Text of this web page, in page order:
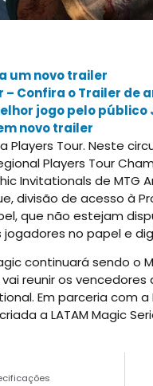
um novo trailer
– Confira o Trailer de
jogo pelo público
novo trailer
Tour. Neste
Players Tour
Invitationals de
divisão de acesso à
que não estejam
jogadores no papel e
continuará sendo o
reunir os vencedores
Em parceria com
a LATAM Magic